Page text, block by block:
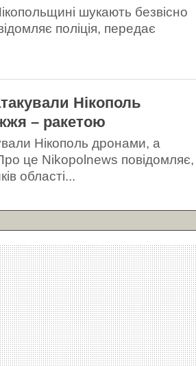
шукають безвісно
поліція, передає
Нікополь
– ракетою
Нікополь дронами, а
це Nikopolnews повідомляє,
області...